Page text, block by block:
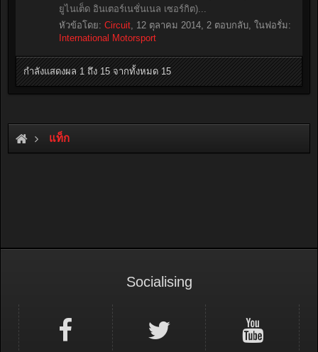
ยูไนเต็ด อินเตอร์เนชั่นเนล เซอร์กิต)...
หัวข้อโดย: Circuit, 12 ตุลาคม 2014, 2 ตอบกลับ, ในฟอรั่ม:
International Motorsport
กำลังแสดงผล 1 ถึง 15 จากทั้งหมด 15
แท็ก
Socialising